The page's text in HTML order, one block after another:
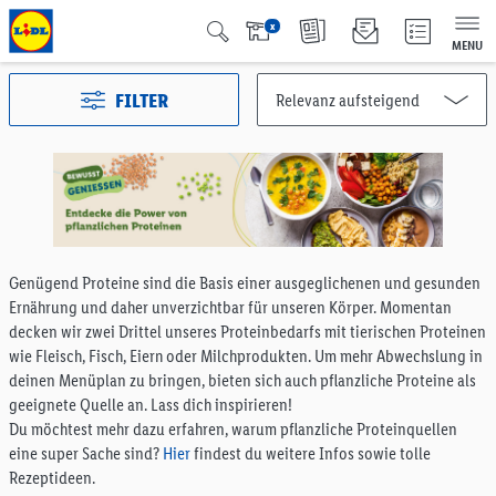
x
MENU
Genügend Proteine sind die Basis einer ausgeglichenen und gesunden
Ernährung und daher unverzichtbar für unseren Körper. Momentan
decken wir zwei Drittel unseres Proteinbedarfs mit tierischen Proteinen
wie Fleisch, Fisch, Eiern oder Milchprodukten. Um mehr Abwechslung in
deinen Menüplan zu bringen, bieten sich auch pflanzliche Proteine als
geeignete Quelle an. Lass dich inspirieren!
Du möchtest mehr dazu erfahren, warum pflanzliche Proteinquellen
eine super Sache sind? Hierfindest du weitere Infos sowie tolle
Rezeptideen.
FILTER
Alle Kategorien 2993
Aktuelle Aktionen 127
Fairtrade
40
Testsieger 65
Vegan & Vegetarisch 6
Früchte & Gemüse 196
Brot & Backwaren 191
Müesli & Brotaufstrich 57
Kaffee & Tee 75
Milchprodukte & Eier